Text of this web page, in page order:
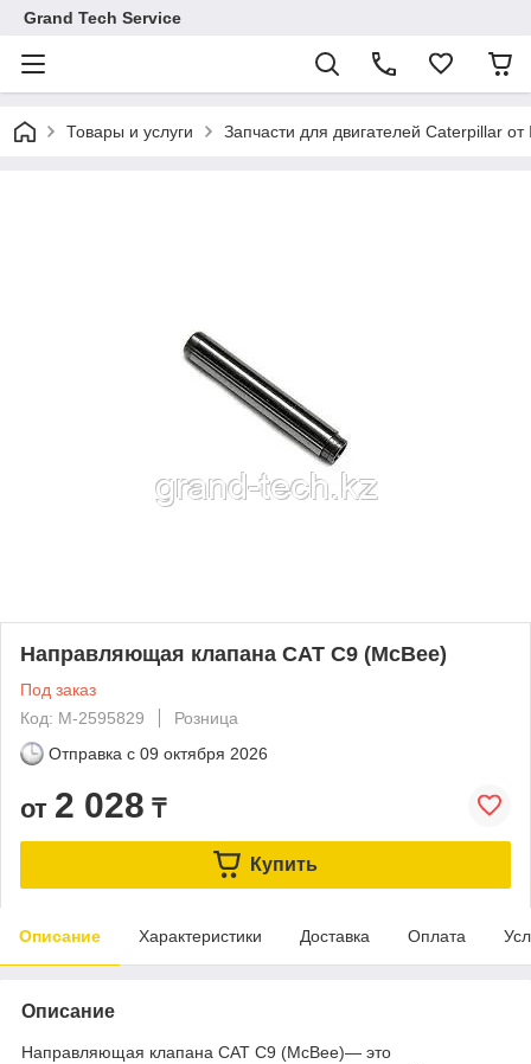
Grand Tech Service
Товары и услуги Запчасти для двигателей Caterpillar
Направляющая клапана CAT C9 (McBee)
Под заказ
Код: M-2595829
Розница
Отправка с 09 октября 2026
от 2 028 ₸
Купить
Описание Характеристики Доставка Оплата
Описание
Направляющая клапана CAT C9 (McBee)— это